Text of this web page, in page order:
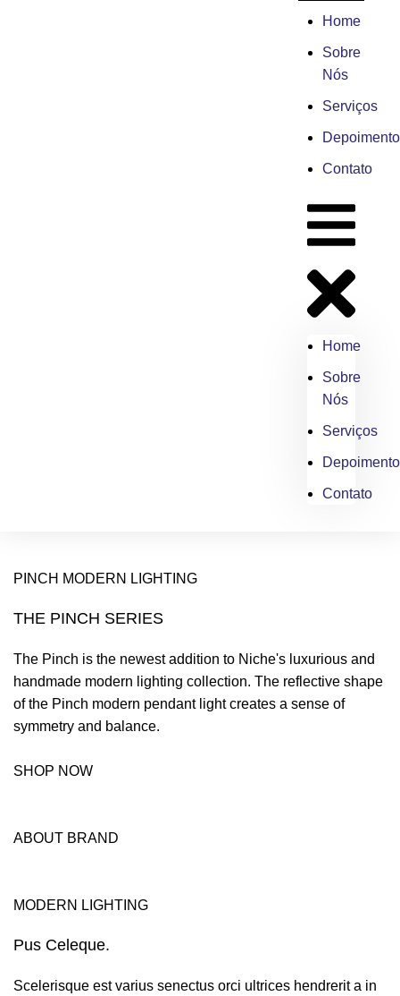
Home
Sobre
Nós
Serviços
Contato
Home
Sobre
Nós
Serviços
Contato
PINCH MODERN LIGHTING
THE PINCH SERIES
The Pinch is the newest addition to Niche's luxurious and
handmade modern lighting collection. The reflective shape
of the Pinch modern pendant light creates a sense of
symmetry and balance.
SHOP NOW
ABOUT BRAND
MODERN LIGHTING
Pus Celeque.
Scelerisque est varius senectus orci ultrices hendrerit a in